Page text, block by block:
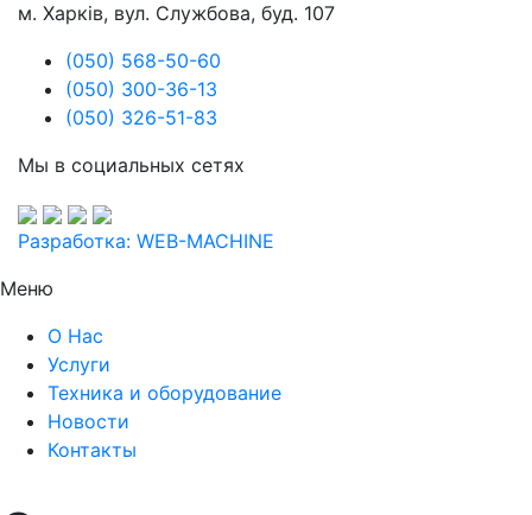
м. Харків, вул. Службова, буд. 107
(050) 568-50-60
(050) 300-36-13
(050) 326-51-83
Мы в социальных сетях
Разработка: WEB-MACHINE
Меню
О Нас
Услуги
Техника и оборудование
Новости
Контакты